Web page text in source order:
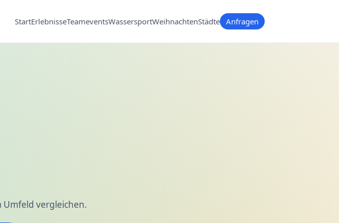
StartErlebnisseTeameventsWassersportWeihnachtenStädte Anfragen
Umfeld vergleichen.